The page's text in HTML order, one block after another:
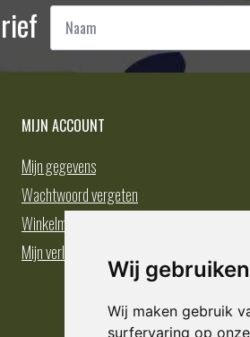
Wij
Wij maken gebruik
surfervaring op
Naam
MIJN ACCOUNT
Mijn gegevens
Wachtwoord vergeten
Winkelmand
Mijn verlanglijst